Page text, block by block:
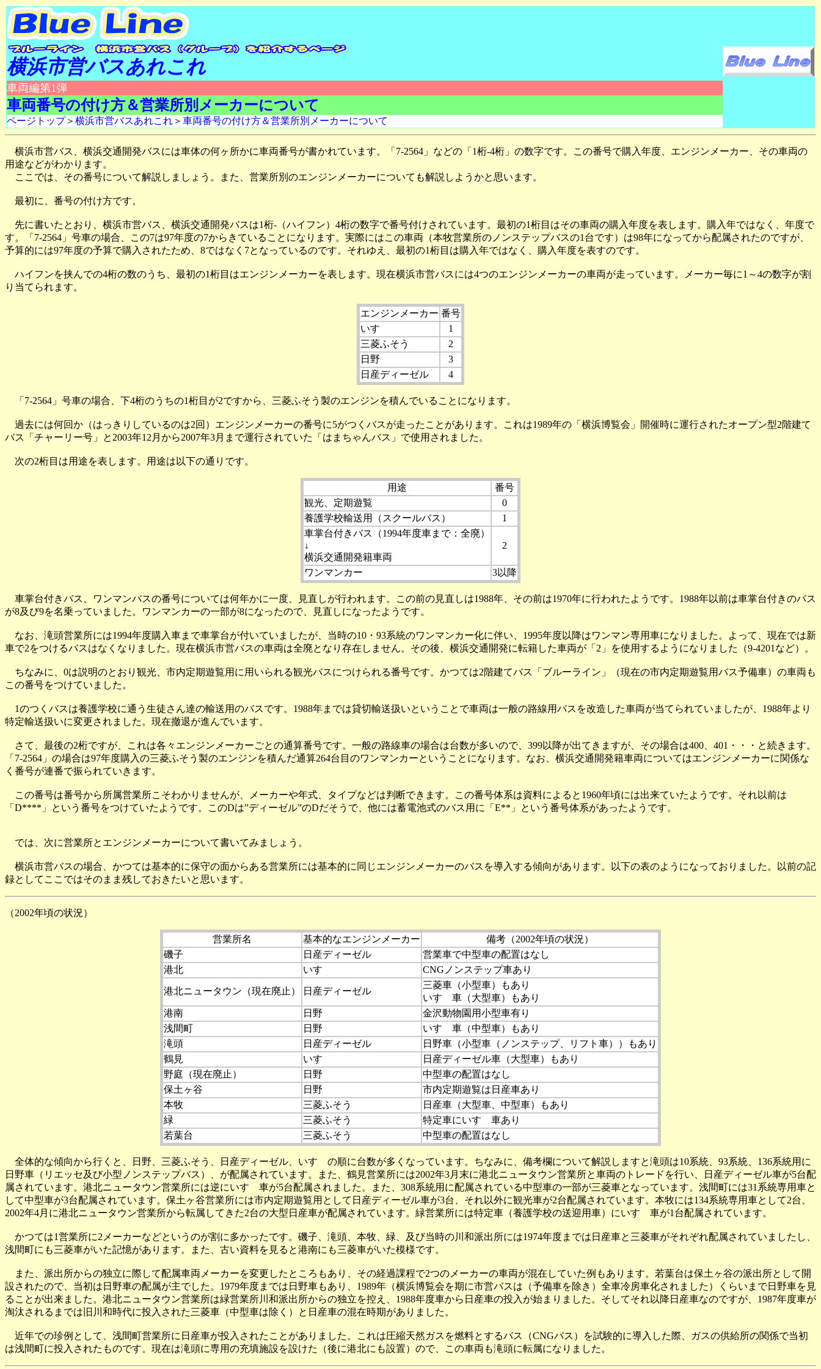
横浜市営バスあれこれ
車両編第1弾
車両番号の付け方＆営業所別メーカーについて
ページトップ＞ 横浜市営バスあれこれ ＞ 車両番号の付け方＆営業所別メーカーについて
横浜市営バス、横浜交通開発バスには車体の何ヶ所かに車両番号が書かれています。「7-2564」などの「1桁-4桁」の数字です。この番号で購入年度、エンジンメーカー、その車両の
用途などがわかります。
ここでは、その番号について解説しましょう。また、営業所別のエンジンメーカーについても解説しようかと思います。
最初に、番号の付け方です。
先に書いたとおり、横浜市営バス、横浜交通開発バスは1桁-（ハイフン）4桁の数字で番号付けされています。最初の1桁目はその車両の購入年度を表します。購入年ではなく、年度で
す。「7-2564」号車の場合、この7は97年度の7からきていることになります。実際にはこの車両（本牧営業所のノンステップバスの1台です）は98年になってから配属されたのですが、
予算的には97年度の予算で購入されたため、8ではなく7となっているのです。それゆえ、最初の1桁目は購入年ではなく、購入年度を表すのです。
ハイフンを挟んでの4桁の数のうち、最初の1桁目はエンジンメーカーを表します。現在横浜市営バスには4つのエンジンメーカーの車両が走っています。メーカー毎に1～4の数字が割
り当てられます。
エンジンメーカー 番号
いすゞ
1
三菱ふそう
2
日野
3
日産ディーゼル
4
「7-2564」号車の場合、下4桁のうちの1桁目が2ですから、三菱ふそう製のエンジンを積んでいることになります。
過去には何回か（はっきりしているのは2回）エンジンメーカーの番号に5がつくバスが走ったことがあります。これは1989年の「横浜博覧会」開催時に運行されたオープン型2階建て
バス「チャーリー号」と2003年12月から2007年3月まで運行されていた「はまちゃんバス」で使用されました。
次の2桁目は用途を表します。用途は以下の通りです。
用途
番号
観光、定期遊覧
0
養護学校輸送用（スクールバス）
1
車掌台付きバス（1994年度車まで：全廃）
↓
横浜交通開発籍車両
2
ワンマンカー 3以降
車掌台付きバス、ワンマンバスの番号については何年かに一度、見直しが行われます。この前の見直しは1988年、その前は1970年に行われたようです。1988年以前は車掌台付きのバス
が8及び9を名乗っていました。ワンマンカーの一部が8になったので、見直しになったようです。
なお、滝頭営業所には1994年度購入車まで車掌台が付いていましたが、当時の10・93系統のワンマンカー化に伴い、1995年度以降はワンマン専用車になりました。よって、現在では新
車で2をつけるバスはなくなりました。現在横浜市営バスの車両は全廃となり存在しません。その後、横浜交通開発に転籍した車両が「2」を使用するようになりました（9-4201など）。
ちなみに、0は説明のとおり観光、市内定期遊覧用に用いられる観光バスにつけられる番号です。かつては2階建てバス「ブルーライン」（現在の市内定期遊覧用バス予備車）の車両も
この番号をつけていました。
1のつくバスは養護学校に通う生徒さん達の輸送用のバスです。1988年までは貸切輸送扱いということで車両は一般の路線用バスを改造した車両が当てられていましたが、1988年より
特定輸送扱いに変更されました。現在撤退が進んでいます。
さて、最後の2桁ですが、これは各々エンジンメーカーごとの通算番号です。一般の路線車の場合は台数が多いので、399以降が出てきますが、その場合は400、401・・・と続きます。
「7-2564」の場合は97年度購入の三菱ふそう製のエンジンを積んだ通算264台目のワンマンカーということになります。なお、横浜交通開発籍車両についてはエンジンメーカーに関係な
く番号が連番で振られていきます。
この番号は番号から所属営業所こそわかりませんが、メーカーや年式、タイプなどは判断できます。この番号体系は資料によると1960年頃には出来ていたようです。それ以前は
「D****」という番号をつけていたようです。このDは”ディーゼル”のDだそうで、他には蓄電池式のバス用に「E**」という番号体系があったようです。
では、次に営業所とエンジンメーカーについて書いてみましょう。
横浜市営バスの場合、かつては基本的に保守の面からある営業所には基本的に同じエンジンメーカーのバスを導入する傾向があります。以下の表のようになっておりました。以前の記
録としてここではそのまま残しておきたいと思います。
（2002年頃の状況）
営業所名 基本的なエンジンメーカー
備考（2002年頃の状況）
磯子
日産ディーゼル
営業車で中型車の配置はなし
港北
いすゞ CNGノンステップ車あり
港北ニュータウン（現在廃止） 日産ディーゼル
三菱車（小型車）もあり
いすゞ車（大型車）もあり
港南
日野
金沢動物園用小型車有り
浅間町
日野
いすゞ車（中型車）もあり
滝頭
日産ディーゼル
日野車（小型車（ノンステップ、リフト車））もあり
鶴見
いすゞ
日産ディーゼル車（大型車）もあり
野庭（現在廃止）
日野
中型車の配置はなし
保土ヶ谷
日野
市内定期遊覧は日産車あり
本牧
三菱ふそう
日産車（大型車、中型車）もあり
緑
三菱ふそう
特定車にいすゞ車あり
若葉台
三菱ふそう 中型車の配置はなし
全体的な傾向から行くと、日野、三菱ふそう、日産ディーゼル、いすゞの順に台数が多くなっています。ちなみに、備考欄について解説しますと滝頭は10系統、93系統、136系統用に
日野車（リエッセ及び小型ノンステップバス）、が配属されています。また、鶴見営業所には2002年3月末に港北ニュータウン営業所と車両のトレードを行い、日産ディーゼル車が5台配
属されています。港北ニュータウン営業所には逆にいすゞ車が5台配属されました。また、308系統用に配属されている中型車の一部が三菱車となっています。浅間町には31系統専用車と
して中型車が3台配属されています。保土ヶ谷営業所には市内定期遊覧用として日産ディーゼル車が3台、それ以外に観光車が2台配属されています。本牧には134系統専用車として2台、
2002年4月に港北ニュータウン営業所から転属してきた2台の大型日産車が配属されています。緑営業所には特定車（養護学校の送迎用車）にいすゞ車が1台配属されています。
かつては1営業所に2メーカーなどというのが割に多かったです。磯子、滝頭、本牧、緑、及び当時の川和派出所には1974年度までは日産車と三菱車がそれぞれ配属されていましたし、
浅間町にも三菱車がいた記憶があります。また、古い資料を見ると港南にも三菱車がいた模様です。
また、派出所からの独立に際して配属車両メーカーを変更したところもあり、その経過課程で2つのメーカーの車両が混在していた例もあります。若葉台は保土ヶ谷の派出所として開
設されたので、当初は日野車の配属が主でした。1979年度までは日野車もあり、1989年（横浜博覧会を期に市営バスは（予備車を除き）全車冷房車化されました）くらいまで日野車を見
ることが出来ました。港北ニュータウン営業所は緑営業所川和派出所からの独立を控え、1988年度車から日産車の投入が始まりました。そしてそれ以降日産車なのですが、1987年度車が
淘汰されるまでは旧川和時代に投入された三菱車（中型車は除く）と日産車の混在時期がありました。
近年での珍例として、浅間町営業所に日産車が投入されたことがありました。これは圧縮天然ガスを燃料とするバス（CNGバス）を試験的に導入した際、ガスの供給所の関係で当初
は浅間町に投入されたものです。現在は滝頭に専用の充填施設を設けた（後に港北にも設置）ので、この車両も滝頭に転属になりました。